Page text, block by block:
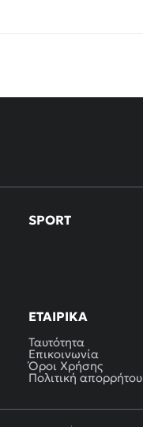
SPORT
ΕΤΑΙΡΙΚΆ
Ταυτότητα
Επικοινωνία
Όροι Χρήσης
Πολιτική απορρήτου